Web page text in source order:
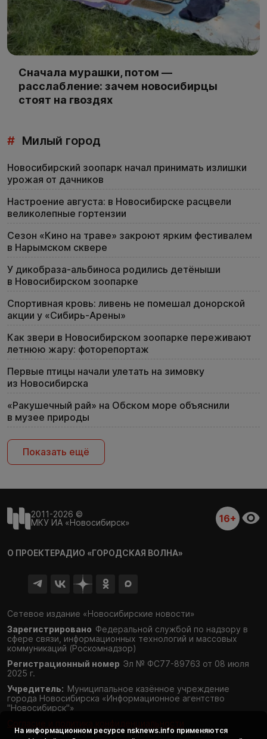
Сначала мурашки, потом —
расслабление: зачем новосибирцы
стоят на гвоздях
# Милый город
Новосибирский зоопарк начал принимать излишки
урожая от дачников
Настроение августа: в Новосибирске расцвели
великолепные гортензии
Сезон «Кино на траве» закроют ярким фестивалем
в Нарымском сквере
У дикобраза-альбиноса родились детёныши
в Новосибирском зоопарке
Спортивная кровь: ливень не помешал донорской
акции у «Сибирь-Арены»
Как звери в Новосибирском зоопарке переживают
летнюю жару: фоторепортаж
Первые птицы начали улетать на зимовку
из Новосибирска
«Ракушечный рай» на Обском море объяснили
в музее природы
Показать ещё
2011-2026 ©
МКУ ИА «Новосибирск»
16+
О ПРОЕКТЕРАДИО «ГОРОДСКАЯ ВОЛНА»
Сетевое издание «Новосибирские новости»
Зарегистрировано Федеральной службой по надзору в
сфере связи, информационных технологий и массовых
коммуникаций (Роскомнадзор)
Регистрационный номер Эл № ФС77-89763 от 08 июля
2025 г.
Учредитель: Муниципальное казённое учреждение
города Новосибирска «Информационное агентство
"Новосибирск"»
На информационном ресурсе nsknews.info применяются